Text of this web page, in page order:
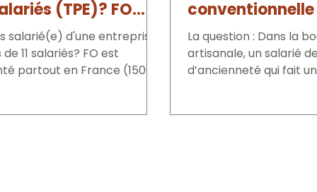
(TPE)? FO
représenter
défense de vos
salarié(e) d'une entreprise
11 salariés? FO est
partout en France (15000
de fin d’année
La question : Dans la
artisanale, un salarié
d’ancienneté qui fait